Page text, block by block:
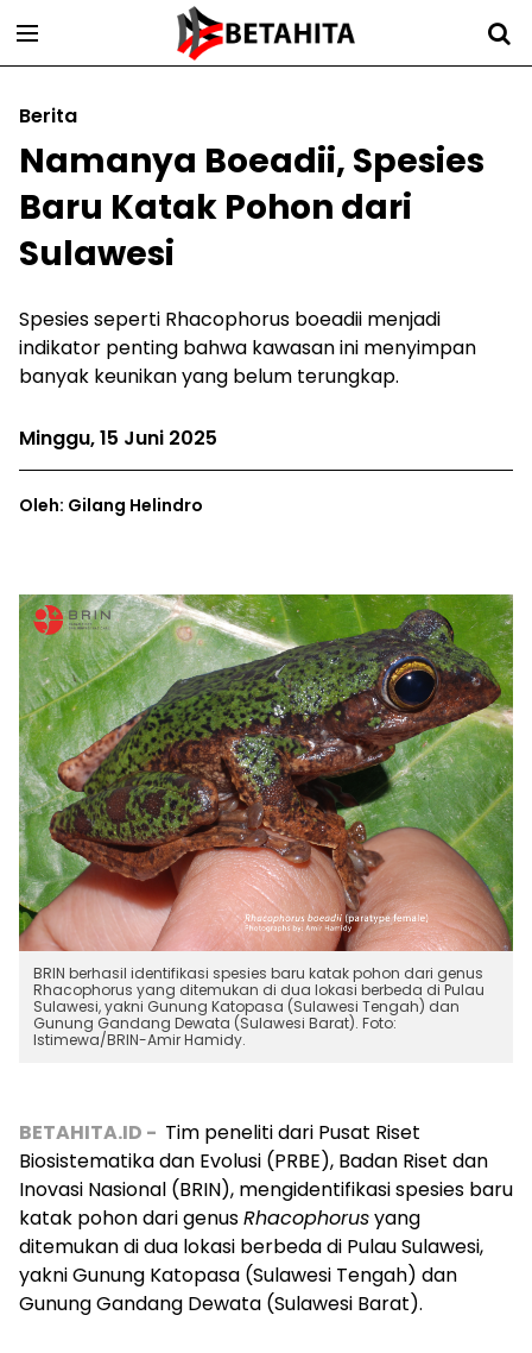
Berita
Namanya Boeadii, Spesies
Baru Katak Pohon dari
Sulawesi
Spesies seperti Rhacophorus boeadii menjadi
indikator penting bahwa kawasan ini menyimpan
banyak keunikan yang belum terungkap.
Minggu, 15 Juni 2025
Oleh: Gilang Helindro
BRIN berhasil identifikasi spesies baru katak pohon dari genus
Rhacophorus yang ditemukan di dua lokasi berbeda di Pulau
Sulawesi, yakni Gunung Katopasa (Sulawesi Tengah) dan
Gunung Gandang Dewata (Sulawesi Barat). Foto:
Istimewa/BRIN-Amir Hamidy.
BETAHITA.ID - Tim peneliti dari Pusat Riset
Biosistematika dan Evolusi (PRBE), Badan Riset dan
Inovasi Nasional (BRIN), mengidentifikasi spesies baru
katak pohon dari genusRhacophorusyang
ditemukan di dua lokasi berbeda di Pulau Sulawesi,
yakni Gunung Katopasa (Sulawesi Tengah) dan
Gunung Gandang Dewata (Sulawesi Barat).